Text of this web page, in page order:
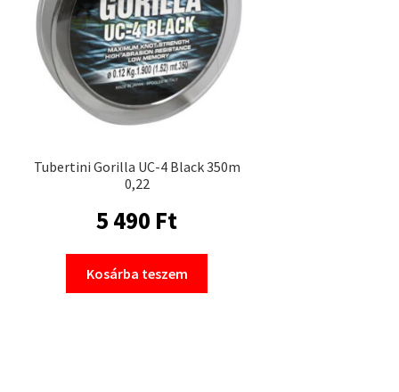
Tubertini Gorilla UC-4 Black 350m
0,22
5 490 Ft
Kosárba teszem